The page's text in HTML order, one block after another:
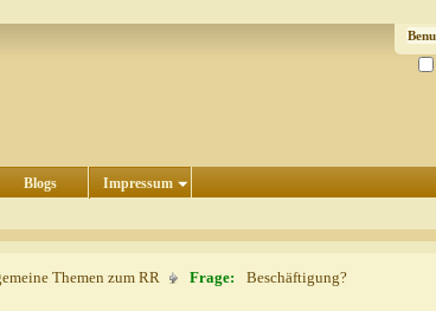
Blogs Impressum
Themen zum RR Frage: Beschäftigung?